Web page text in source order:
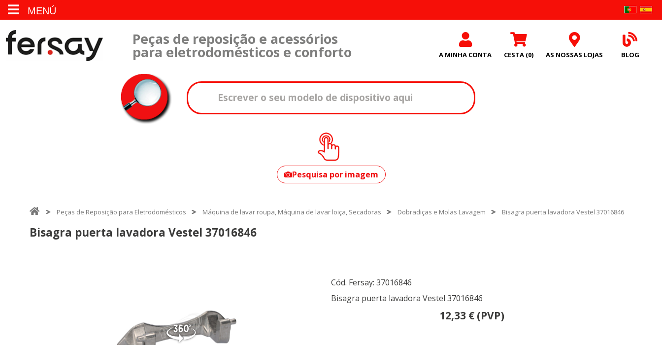
MENÚ
Peças de reposição e acessórios
para eletrodomésticos e conforto A MINHA CONTA CESTA (0) AS NOSSAS LOJAS BLOG
seu modelo?
Pesquisa por imagem
Peças de Reposição para Eletrodomésticos Máquina de lavar roupa, Máquina de lavar loiça, Secadoras Dobradiças e Molas Lavagem Bisagra puerta lavadora Vestel 37016846
Bisagra puerta lavadora Vestel 37016846
Cód. Fersay: 37016846
Bisagra puerta lavadora Vestel 37016846
12,33 € (PVP)